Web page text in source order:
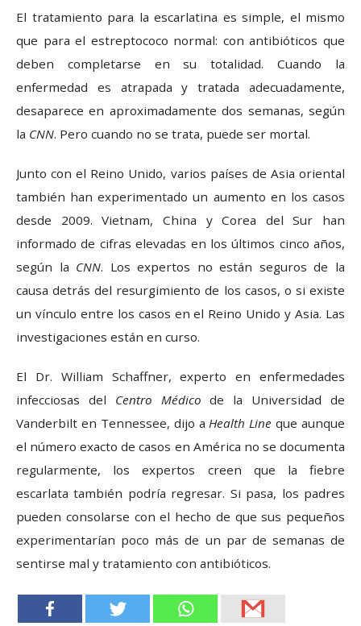
El tratamiento para la escarlatina es simple, el mismo
que para el estreptococo normal: con antibióticos que
deben completarse en su totalidad. Cuando la
enfermedad es atrapada y tratada adecuadamente,
desaparece en aproximadamente dos semanas, según
la CNN. Pero cuando no se trata, puede ser mortal.
Junto con el Reino Unido, varios países de Asia oriental
también han experimentado un aumento en los casos
desde 2009. Vietnam, China y Corea del Sur han
informado de cifras elevadas en los últimos cinco años,
según la CNN. Los expertos no están seguros de la
causa detrás del resurgimiento de los casos, o si existe
un vínculo entre los casos en el Reino Unido y Asia. Las
investigaciones están en curso.
El Dr. William Schaffner, experto en enfermedades
infecciosas del Centro Médico de la Universidad de
Vanderbilt en Tennessee, dijo aHealth Line que aunque
el número exacto de casos en América no se documenta
regularmente, los expertos creen que la fiebre
escarlata también podría regresar. Si pasa, los padres
pueden consolarse con el hecho de que sus pequeños
experimentarían poco más de un par de semanas de
sentirse mal y tratamiento con antibióticos.